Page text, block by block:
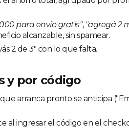
para envío gratis", "agregá 2
alcanzable, sin spamear.
2 de 3" con lo que falta.
y por código
arranca pronto se anticipa
al ingresar el código en el